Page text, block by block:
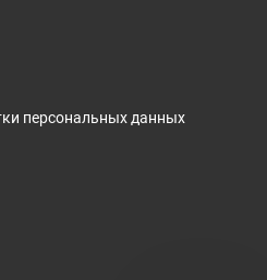
персональных данных